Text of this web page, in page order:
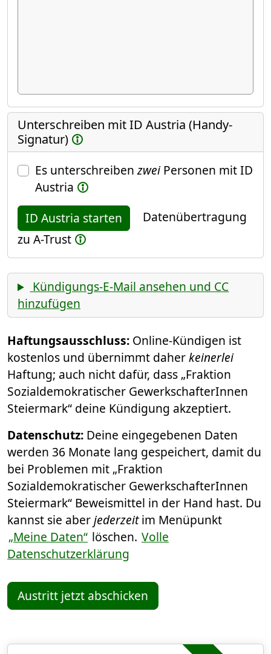
Unterschreiben mit ID Austria (Handy-
Signatur)
Es unterschreibenzweiPersonen mit ID
Austria
ID Austria starten
Datenübertragung
zu A-Trust
Kündigungs-E-Mail ansehen und CC
hinzufügen
Haftungsausschluss: Online-Kündigen ist
kostenlos und übernimmt daherkeinerlei
Haftung; auch nicht dafür, dass „Fraktion
Sozialdemokratischer GewerkschafterInnen
Steiermark“ deine Kündigung akzeptiert.
Datenschutz: Deine eingegebenen Daten
werden 36 Monate lang gespeichert, damit du
bei Problemen mit „Fraktion
Sozialdemokratischer GewerkschafterInnen
Steiermark“ Beweismittel in der Hand hast. Du
kannst sie aberjederzeitim Menüpunkt
„Meine Daten“ löschen. Volle
Datenschutzerklärung
Austritt jetzt abschicken